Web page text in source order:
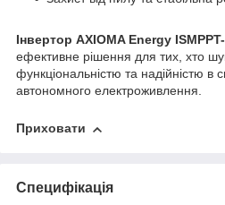
Інвертор AXIOMA Energy
ефективне рішення для тих, хто
функціональністю та надійністю в
автономного електроживлення.
Приховати
Специфікація